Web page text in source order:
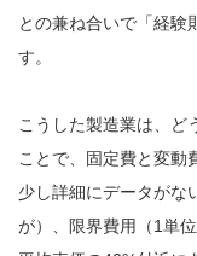
との兼ね合いで「経験
す。
こうした製造業は、ど
ことで、固定費と変動
少し詳細にデータがな
が）、限界費用（1単